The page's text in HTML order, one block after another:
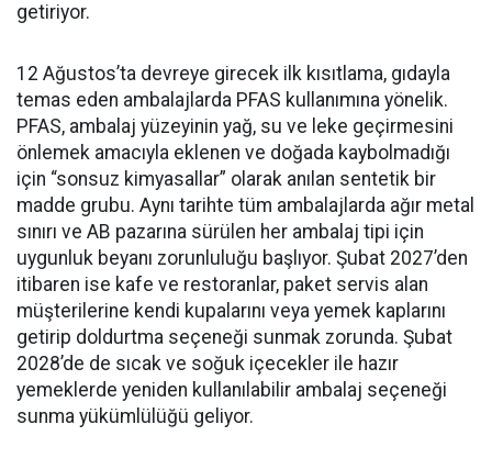
getiriyor.
12 Ağustos’ta devreye girecek ilk kısıtlama, gıdayla
temas eden ambalajlarda PFAS kullanımına yönelik.
PFAS, ambalaj yüzeyinin yağ, su ve leke geçirmesini
önlemek amacıyla eklenen ve doğada kaybolmadığı
için “sonsuz kimyasallar” olarak anılan sentetik bir
madde grubu. Aynı tarihte tüm ambalajlarda ağır metal
sınırı ve AB pazarına sürülen her ambalaj tipi için
uygunluk beyanı zorunluluğu başlıyor. Şubat 2027’den
itibaren ise kafe ve restoranlar, paket servis alan
müşterilerine kendi kupalarını veya yemek kaplarını
getirip doldurtma seçeneği sunmak zorunda. Şubat
2028’de de sıcak ve soğuk içecekler ile hazır
yemeklerde yeniden kullanılabilir ambalaj seçeneği
sunma yükümlülüğü geliyor.